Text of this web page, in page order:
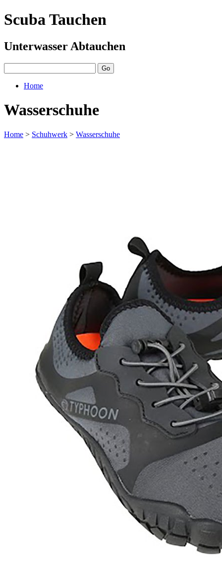
Scuba Tauchen
Unterwasser Abtauchen
Home
Wasserschuhe
Home > Schuhwerk > Wasserschuhe